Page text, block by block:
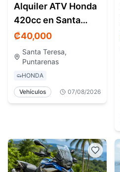
Alquiler ATV Honda
420cc en Santa
Teresa |
Cuadraciclo con
surf rack
₡40,000
Santa Teresa,
Puntarenas
HONDA
Vehículos 07/08/2026